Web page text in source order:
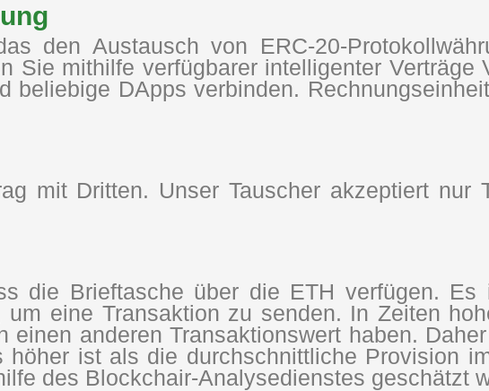
den Austausch von ERC-20-
Sie mithilfe verfügbarer intelligenter Verträge
beliebige DApps verbinden.
mit Dritten. Unser Tauscher akzeptiert nur
die Brieftasche über die ETH verfügen. Es
eine Transaktion zu senden. In Zeiten
einen anderen Transaktionswert haben.
ist als die durchschnittliche Provision
des Blockchair-Analysedienstes geschätzt